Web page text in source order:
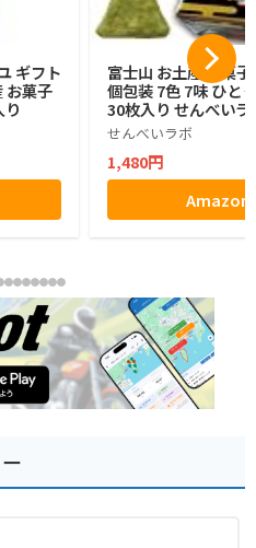
ギフト
お菓子
富士山 お土産 お菓
個包装 7色 7味 ひと
30枚入り せんべいラ
せんべいラボ
1,480円
Amazon